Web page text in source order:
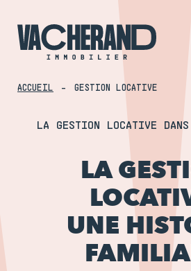
ACCUEIL GESTION LOCATIVE
LA GESTION LOCATIVE
LA
UNE